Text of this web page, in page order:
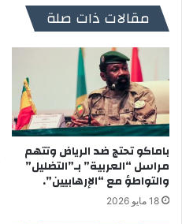
مقالات ذات صلة
باماكو تحتج ضد الرياض وتتهم
مراسل “العربية” بـ”التضليل”
والتواطؤ مع “الإرهابيين”.
18 مايو 2026